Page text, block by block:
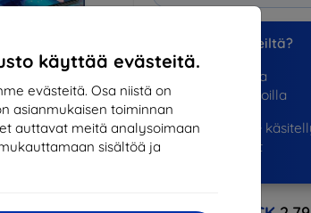
käyttää evästeitä.
evästeitä. Osa niistä on
asianmukaisen toiminnan
auttavat meitä analysoimaan
sisältöä ja
Miksi ostaa meiltä?
vuotta
markkinoilla
819365+
tilaukset